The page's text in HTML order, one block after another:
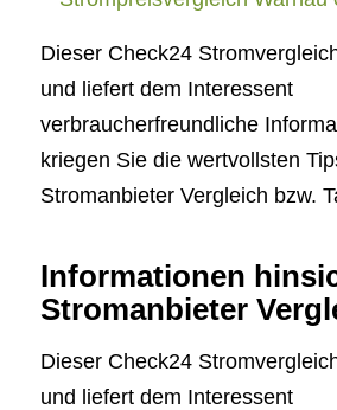
Dieser Check24
und liefert dem Interessent
verbraucherfreundliche
kriegen Sie die wertvollsten
Stromanbieter Vergleich bzw.
Informationen
Stromanbieter
Dieser Check24
und liefert dem Interessent